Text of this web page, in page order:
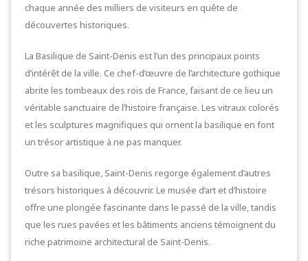
chaque année des milliers de visiteurs en quête de
découvertes historiques.
La Basilique de Saint-Denis est l’un des principaux points
d’intérêt de la ville. Ce chef-d’œuvre de l’architecture gothique
abrite les tombeaux des rois de France, faisant de ce lieu un
véritable sanctuaire de l’histoire française. Les vitraux colorés
et les sculptures magnifiques qui ornent la basilique en font
un trésor artistique à ne pas manquer.
Outre sa basilique, Saint-Denis regorge également d’autres
trésors historiques à découvrir. Le musée d’art et d’histoire
offre une plongée fascinante dans le passé de la ville, tandis
que les rues pavées et les bâtiments anciens témoignent du
riche patrimoine architectural de Saint-Denis.